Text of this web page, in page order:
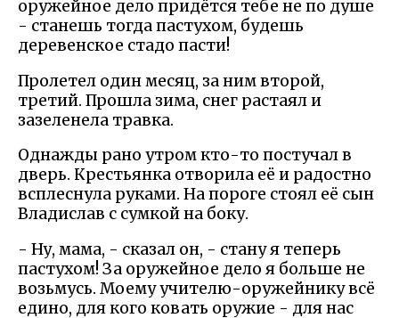
оружейное дело придётся тебе не по душе
- станешь тогда пастухом, будешь
деревенское стадо пасти!
Пролетел один месяц, за ним второй,
третий. Прошла зима, снег растаял и
зазеленела травка.
Однажды рано утром кто-то постучал в
дверь. Крестьянка отворила её и радостно
всплеснула руками. На пороге стоял её сын
Владислав с сумкой на боку.
- Ну, мама, - сказал он, - стану я теперь
пастухом! За оружейное дело я больше не
возьмусь. Моему учителю-оружейнику всё
едино, для кого ковать оружие - для нас